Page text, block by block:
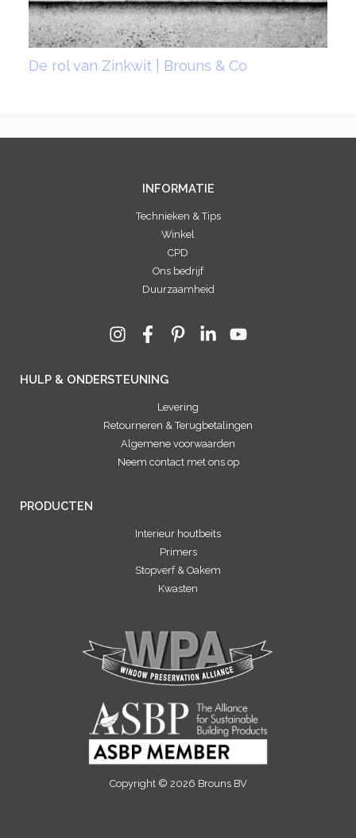
De rol van Zinkwit | Brouns & Co
INFORMATIE
Technieken & Tips
Winkel
CPD
Ons bedrijf
Duurzaamheid
HULP & ONDERSTEUNING
Levering
Retourneren & Terugbetalingen
Algemene voorwaarden
Neem contact met ons op
PRODUCTEN
Interieur houtbeits
Primers
Stopverf & Oakem
Kwasten
Copyright © 2026 Brouns BV